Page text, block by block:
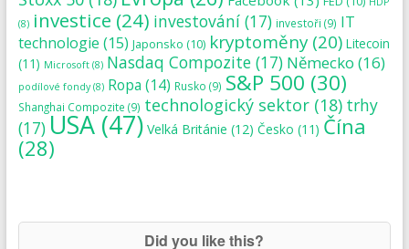
(8) investice (24) investování(17) investoři (9) IT
technologie (15) Japonsko (10) kryptoměny(20) Litecoin
(11) Microsoft(8) Nasdaq Compozite(17) Německo (16)
podílové fondy(8) Ropa (14) Rusko (9) S&P 500 (30)
Shanghai Compozite (9) technologický sektor(18) trhy
(17)USA(47) Velká Británie (12) Česko (11) Čína
(28)
Did you like this?